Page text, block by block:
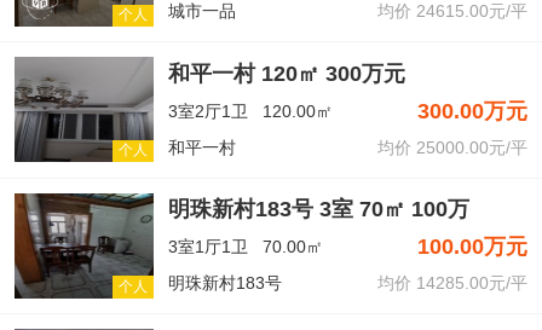
个人 城市一品 均价 24615.00元/平
个人
和平一村 120㎡ 300万元
3室2厅1卫 120.00㎡ 300.00万元
和平一村 均价 25000.00元/平
个人
明珠新村183号 3室 70㎡ 100万
3室1厅1卫 70.00㎡ 100.00万元
明珠新村183号 均价 14285.00元/平